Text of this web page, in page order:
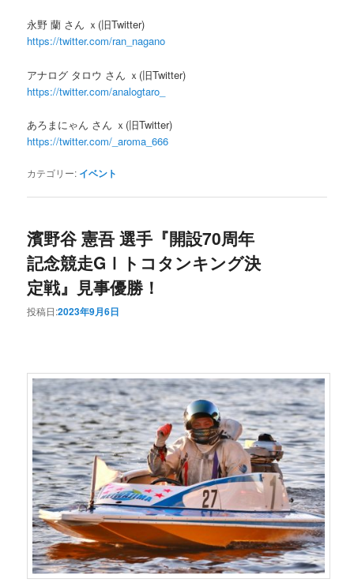
永野 蘭 さん ｘ(旧Twitter)
https://twitter.com/ran_nagano
アナログ タロウ さん ｘ(旧Twitter)
https://twitter.com/analogtaro_
あろまにゃん さん ｘ(旧Twitter)
https://twitter.com/_aroma_666
カテゴリー: イベント
濱野谷 憲吾 選手『開設70周年
記念競走GⅠトコタンキング決
定戦』見事優勝！
投稿日:2023年9月6日